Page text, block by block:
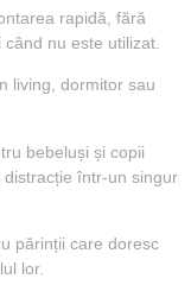
rapidă, fără
nu este utilizat.
living, dormitor sau
bebeluși și copii
într-un singur
părinții care doresc
lor.